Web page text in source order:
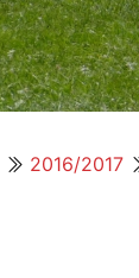
2016/2017